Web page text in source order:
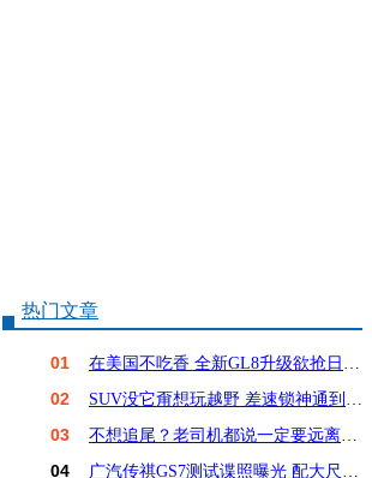
热门文章
01 在美国不吃香 全新GL8升级欲抢日系饭碗？
02 SUV没它甭想玩越野 差速锁神通到底有多大？
03 不想追尾？老司机都说一定要远离这6种车！
04 广汽传祺GS7测试谍照曝光 配大尺寸屏幕